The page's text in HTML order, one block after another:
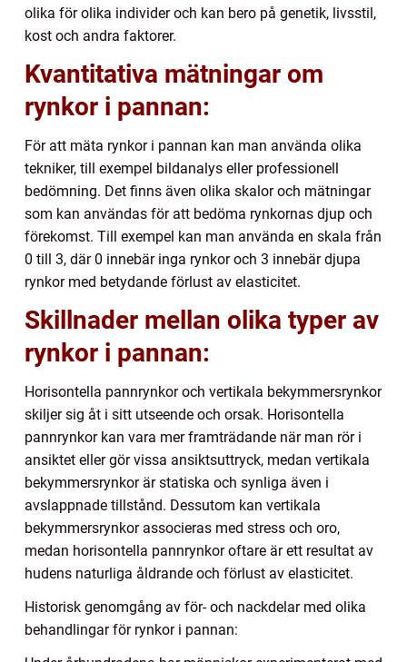
olika för olika individer och kan bero på genetik, livsstil,
kost och andra faktorer.
Kvantitativa mätningar om
rynkor i pannan:
För att mäta rynkor i pannan kan man använda olika
tekniker, till exempel bildanalys eller professionell
bedömning. Det finns även olika skalor och mätningar
som kan användas för att bedöma rynkornas djup och
förekomst. Till exempel kan man använda en skala från
0 till 3, där 0 innebär inga rynkor och 3 innebär djupa
rynkor med betydande förlust av elasticitet.
Skillnader mellan olika typer av
rynkor i pannan:
Horisontella pannrynkor och vertikala bekymmersrynkor
skiljer sig åt i sitt utseende och orsak. Horisontella
pannrynkor kan vara mer framträdande när man rör i
ansiktet eller gör vissa ansiktsuttryck, medan vertikala
bekymmersrynkor är statiska och synliga även i
avslappnade tillstånd. Dessutom kan vertikala
bekymmersrynkor associeras med stress och oro,
medan horisontella pannrynkor oftare är ett resultat av
hudens naturliga åldrande och förlust av elasticitet.
Historisk genomgång av för- och nackdelar med olika
behandlingar för rynkor i pannan: